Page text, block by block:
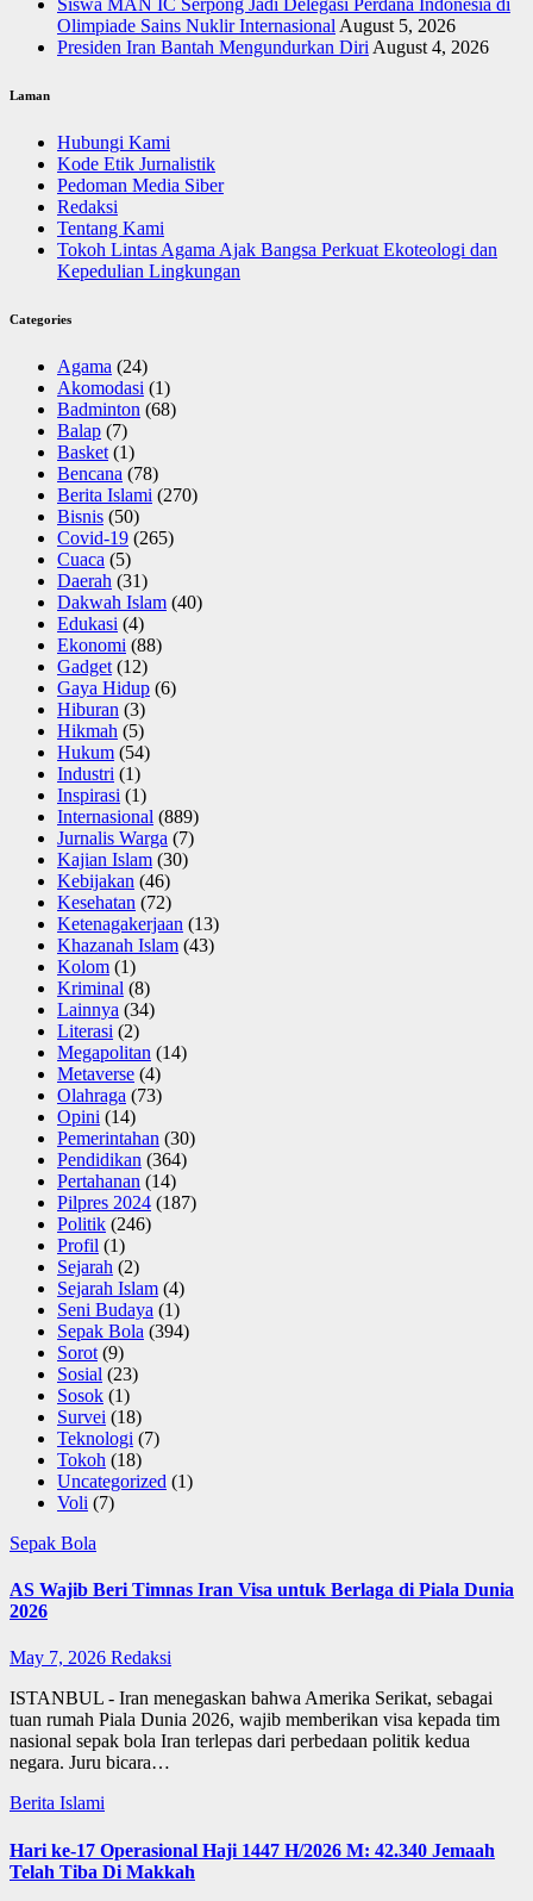
Olimpiade Sains Nuklir Internasional August 5, 2026
Presiden Iran Bantah Mengundurkan Diri August 4, 2026
Laman
Hubungi Kami
Kode Etik Jurnalistik
Pedoman Media Siber
Redaksi
Tentang Kami
Tokoh Lintas Agama Ajak Bangsa Perkuat Ekoteologi dan
Kepedulian Lingkungan
Categories
Agama (24)
Akomodasi (1)
Badminton (68)
Balap (7)
Basket (1)
Bencana (78)
Berita Islami (270)
Bisnis (50)
Covid-19 (265)
Cuaca (5)
Daerah (31)
Dakwah Islam (40)
Edukasi (4)
Ekonomi (88)
Gadget (12)
Gaya Hidup (6)
Hiburan (3)
Hikmah (5)
Hukum (54)
Industri (1)
Inspirasi (1)
Internasional (889)
Jurnalis Warga (7)
Kajian Islam (30)
Kebijakan (46)
Kesehatan (72)
Ketenagakerjaan (13)
Khazanah Islam (43)
Kolom (1)
Kriminal (8)
Lainnya (34)
Literasi (2)
Megapolitan (14)
Metaverse (4)
Olahraga (73)
Opini (14)
Pemerintahan (30)
Pendidikan (364)
Pertahanan (14)
Pilpres 2024 (187)
Politik (246)
Profil (1)
Sejarah (2)
Sejarah Islam (4)
Seni Budaya (1)
Sepak Bola (394)
Sorot (9)
Sosial (23)
Sosok (1)
Survei (18)
Teknologi (7)
Tokoh (18)
Uncategorized (1)
Voli (7)
Sepak Bola
AS Wajib Beri Timnas Iran Visa untuk Berlaga di Piala Dunia
2026
May 7, 2026 Redaksi
ISTANBUL - Iran menegaskan bahwa Amerika Serikat, sebagai
tuan rumah Piala Dunia 2026, wajib memberikan visa kepada tim
nasional sepak bola Iran terlepas dari perbedaan politik kedua
negara. Juru bicara…
Berita Islami
Hari ke-17 Operasional Haji 1447 H/2026 M: 42.340 Jemaah
Telah Tiba Di Makkah